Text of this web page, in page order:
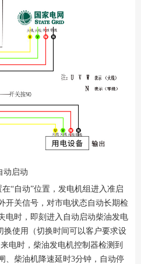
动启动
“自动”位置，发电机组进入准启
开关信号，对市电状态自动长期检
电时，即刻进入自动启动柴油发电
换使用（切换时间可以客户要求设
电时，柴油发电机控制器检测到
、柴油机降速延时3分钟，自动停